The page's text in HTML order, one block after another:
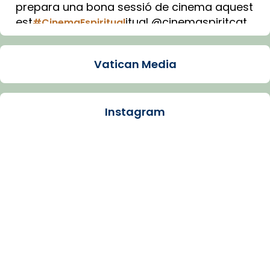
prepara una bona sessió de cinema aquest
est#CinemaEspiritualitual @cinemaspiritcat
Imatge: Generada amb IA (OpenAI)
Arquebisbat de Barcelona
Vatican Media
Instagram